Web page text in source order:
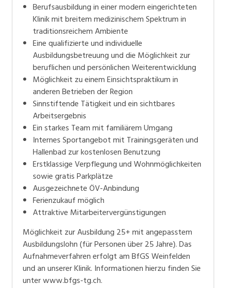
Berufsausbildung in einer modern eingerichteten
Klinik mit breitem medizinischem Spektrum in
traditionsreichem Ambiente
Eine qualifizierte und individuelle
Ausbildungsbetreuung und die Möglichkeit zur
beruflichen und persönlichen Weiterentwicklung
Möglichkeit zu einem Einsichtspraktikum in
anderen Betrieben der Region
Sinnstiftende Tätigkeit und ein sichtbares
Arbeitsergebnis
Ein starkes Team mit familiärem Umgang
Internes Sportangebot mit Trainingsgeräten und
Hallenbad zur kostenlosen Benutzung
Erstklassige Verpflegung und Wohnmöglichkeiten
sowie gratis Parkplätze
Ausgezeichnete ÖV-Anbindung
Ferienzukauf möglich
Attraktive Mitarbeitervergünstigungen
Möglichkeit zur Ausbildung 25+ mit angepasstem
Ausbildungslohn (für Personen über 25 Jahre). Das
Aufnahmeverfahren erfolgt am BfGS Weinfelden
und an unserer Klinik. Informationen hierzu finden Sie
unter www.bfgs-tg.ch.